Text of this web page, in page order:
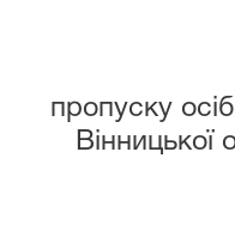
пропуску
Вінницької